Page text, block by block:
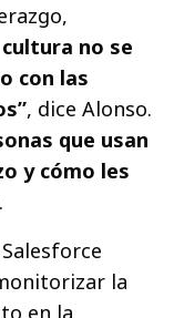
cultura no se
con las
, dice Alonso.
que usan
y cómo les
.
la